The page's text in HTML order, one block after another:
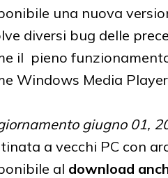
una nuova
diversi bug delle
il pieno
Windows Media
giugno 01,
a vecchi PC con
al download